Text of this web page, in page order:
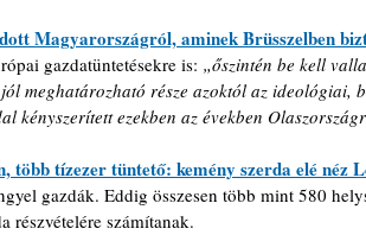
Magyarországról, aminek Brüsszelben
gazdatüntetésekre is: „őszintén be kell
meghatározható része azoktól az ideológiai,
kényszerített ezekben az években
több tízezer tüntető: kemény szerda elé néz
gazdák. Eddig összesen több mint 580
részvételére számítanak.